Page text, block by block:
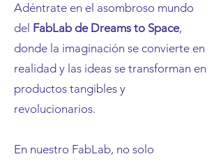
Adéntrate en el asombroso mundo
del FabLab de Dreams to Space,
donde la imaginación se convierte en
realidad y las ideas se transforman en
productos tangibles y
revolucionarios.
En nuestro FabLab, no solo